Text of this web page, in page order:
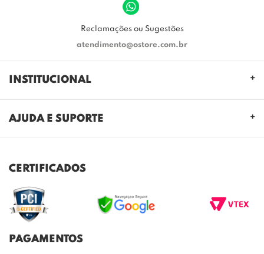
Reclamações ou Sugestões
atendimento@ostore.com.br
INSTITUCIONAL
REGULAMENTO CASHBACK
AJUDA E SUPORTE
TROCAS E DEVOLUÇÕES
ENVIO E ENTREGA
DÚVIDAS FREQUENTES
CERTIFICADOS
PAGAMENTOS